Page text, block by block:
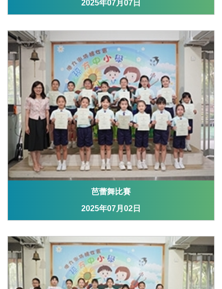
2025年07月07日
芭蕾舞比賽
2025年07月02日